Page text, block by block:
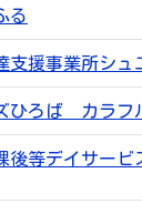
る
支援事業所シュ
ひろば カラフ
後等デイサー